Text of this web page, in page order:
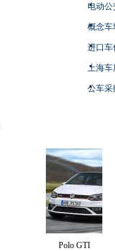
电动
概念车
进口车
上海
公车采
Polo GTI